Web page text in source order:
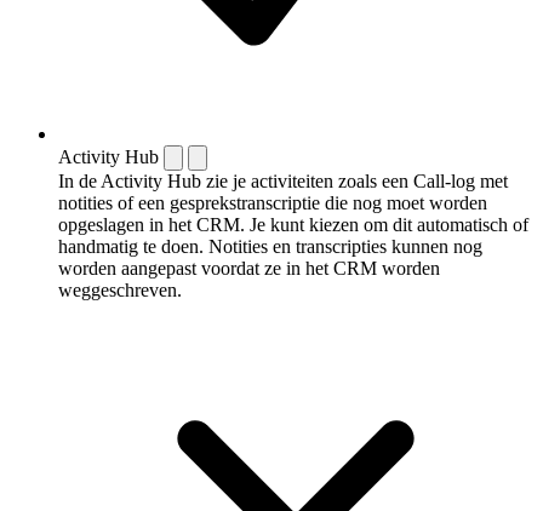
Activity Hub
In de Activity Hub zie je activiteiten zoals een Call-log met
notities of een gespreks­transcriptie die nog moet worden
opgeslagen in het CRM. Je kunt kiezen om dit automatisch of
handmatig te doen. Notities en transcripties kunnen nog
worden aangepast voordat ze in het CRM worden
weggeschreven.